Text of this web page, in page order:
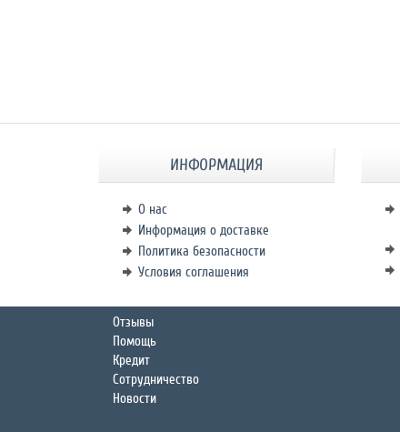
ИНФОРМАЦИЯ
О нас
Информация о доставке
Политика безопасности
Условия соглашения
Отзывы
Помощь
Кредит
Сотрудничество
Новости